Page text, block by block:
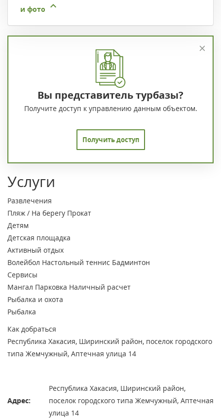
и фото
Вы представитель турбазы?
Получите доступ к управлению данным объектом.
Получить доступ
Услуги
Развлечения
Пляж / На берегу Прокат
Детям
Детская площадка
Активный отдых
Волейбол Настольный теннис Бадминтон
Сервисы
Мангал Парковка Наличный расчет
Рыбалка и охота
Рыбалка
Как добраться
Республика Хакасия, Ширинский район, поселок городского
типа Жемчужный, Аптечная улица 14
Адрес:
Республика Хакасия, Ширинский район,
поселок городского типа Жемчужный, Аптечная
улица 14